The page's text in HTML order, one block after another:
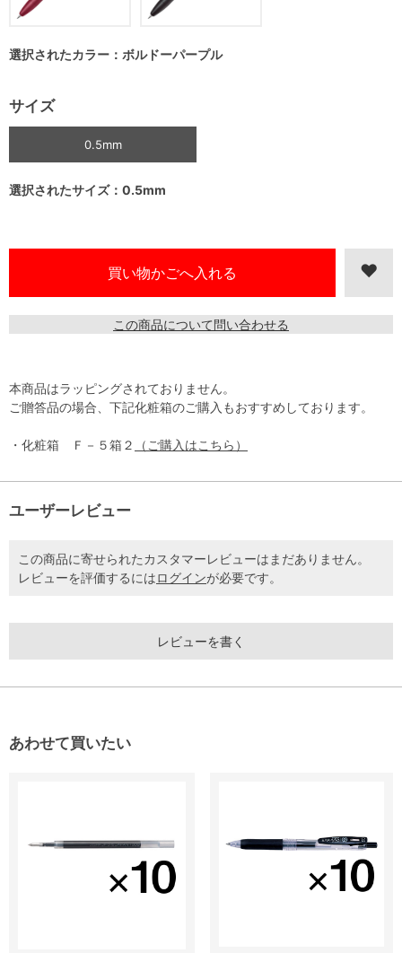
選択されたカラー：ボルドーパープル
サイズ
0.5mm
選択されたサイズ：0.5mm
この商品について問い合わせる
本商品はラッピングされておりません。
ご贈答品の場合、下記化粧箱のご購入もおすすめしております。
・化粧箱 Ｆ－５箱２ （ご購入はこちら）
ユーザーレビュー
この商品に寄せられたカスタマーレビューはまだありません。
レビューを評価するにはログインが必要です。
レビューを書く
あわせて買いたい